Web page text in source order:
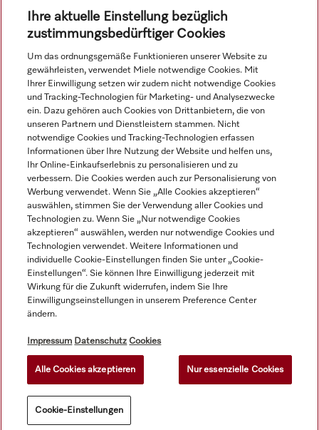
Navigation
Service
Alle Produktpreise zzgl. MwSt.; Lieferung stets ohne
Ihre aktuelle Einstellung bezüglich
zustimmungsbedürftiger Cookies
Um das ordnungsgemäße Funktionieren unserer Website zu
gewährleisten, verwendet Miele notwendige Cookies. Mit
Ihrer Einwilligung setzen wir zudem nicht notwendige Cookies
und Tracking-Technologien für Marketing- und Analysezwecke
ein. Dazu gehören auch Cookies von Drittanbietern, die von
unseren Partnern und Dienstleistern stammen. Nicht
notwendige Cookies und Tracking-Technologien erfassen
Informationen über Ihre Nutzung der Website und helfen uns,
Ihr Online-Einkaufserlebnis zu personalisieren und zu
verbessern. Die Cookies werden auch zur Personalisierung von
Werbung verwendet. Wenn Sie „Alle Cookies akzeptieren“
auswählen, stimmen Sie der Verwendung aller Cookies und
Technologien zu. Wenn Sie „Nur notwendige Cookies
akzeptieren“ auswählen, werden nur notwendige Cookies und
Technologien verwendet. Weitere Informationen und
individuelle Cookie-Einstellungen finden Sie unter „Cookie-
Einstellungen“. Sie können Ihre Einwilligung jederzeit mit
Wirkung für die Zukunft widerrufen, indem Sie Ihre
Einwilligungseinstellungen in unserem Preference Center
ändern.
Impressum Datenschutz Cookies
Alle Cookies akzeptieren Nur essenzielle Cookies
Cookie-Einstellungen